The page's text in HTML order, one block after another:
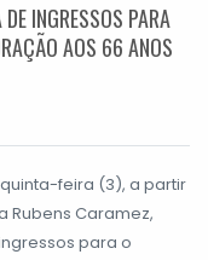
INGRESSOS PARA
AOS 66 ANOS
feira (3), a partir
Rubens Caramez,
para o